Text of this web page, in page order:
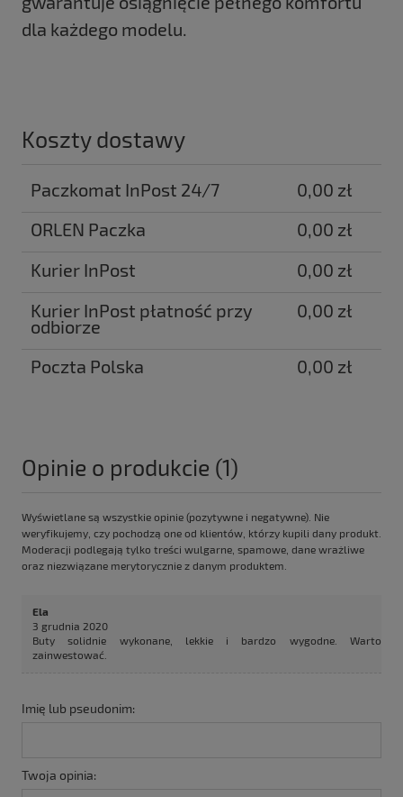
dla każdego modelu.
Koszty dostawy
Paczkomat InPost 24/7
0,00 zł
ORLEN Paczka
0,00 zł
Kurier InPost
0,00 zł
Kurier InPost płatność przy
odbiorze
0,00 zł
Poczta Polska 0,00 zł
Opinie o produkcie (1)
Wyświetlane są wszystkie opinie (pozytywne i negatywne). Nie
weryfikujemy, czy pochodzą one od klientów, którzy kupili dany produkt.
Moderacji podlegają tylko treści wulgarne, spamowe, dane wrażliwe
oraz niezwiązane merytorycznie z danym produktem.
Ela
3 grudnia 2020
Buty solidnie wykonane, lekkie i bardzo wygodne. Warto
zainwestować.
Imię lub pseudonim:
Twoja opinia: